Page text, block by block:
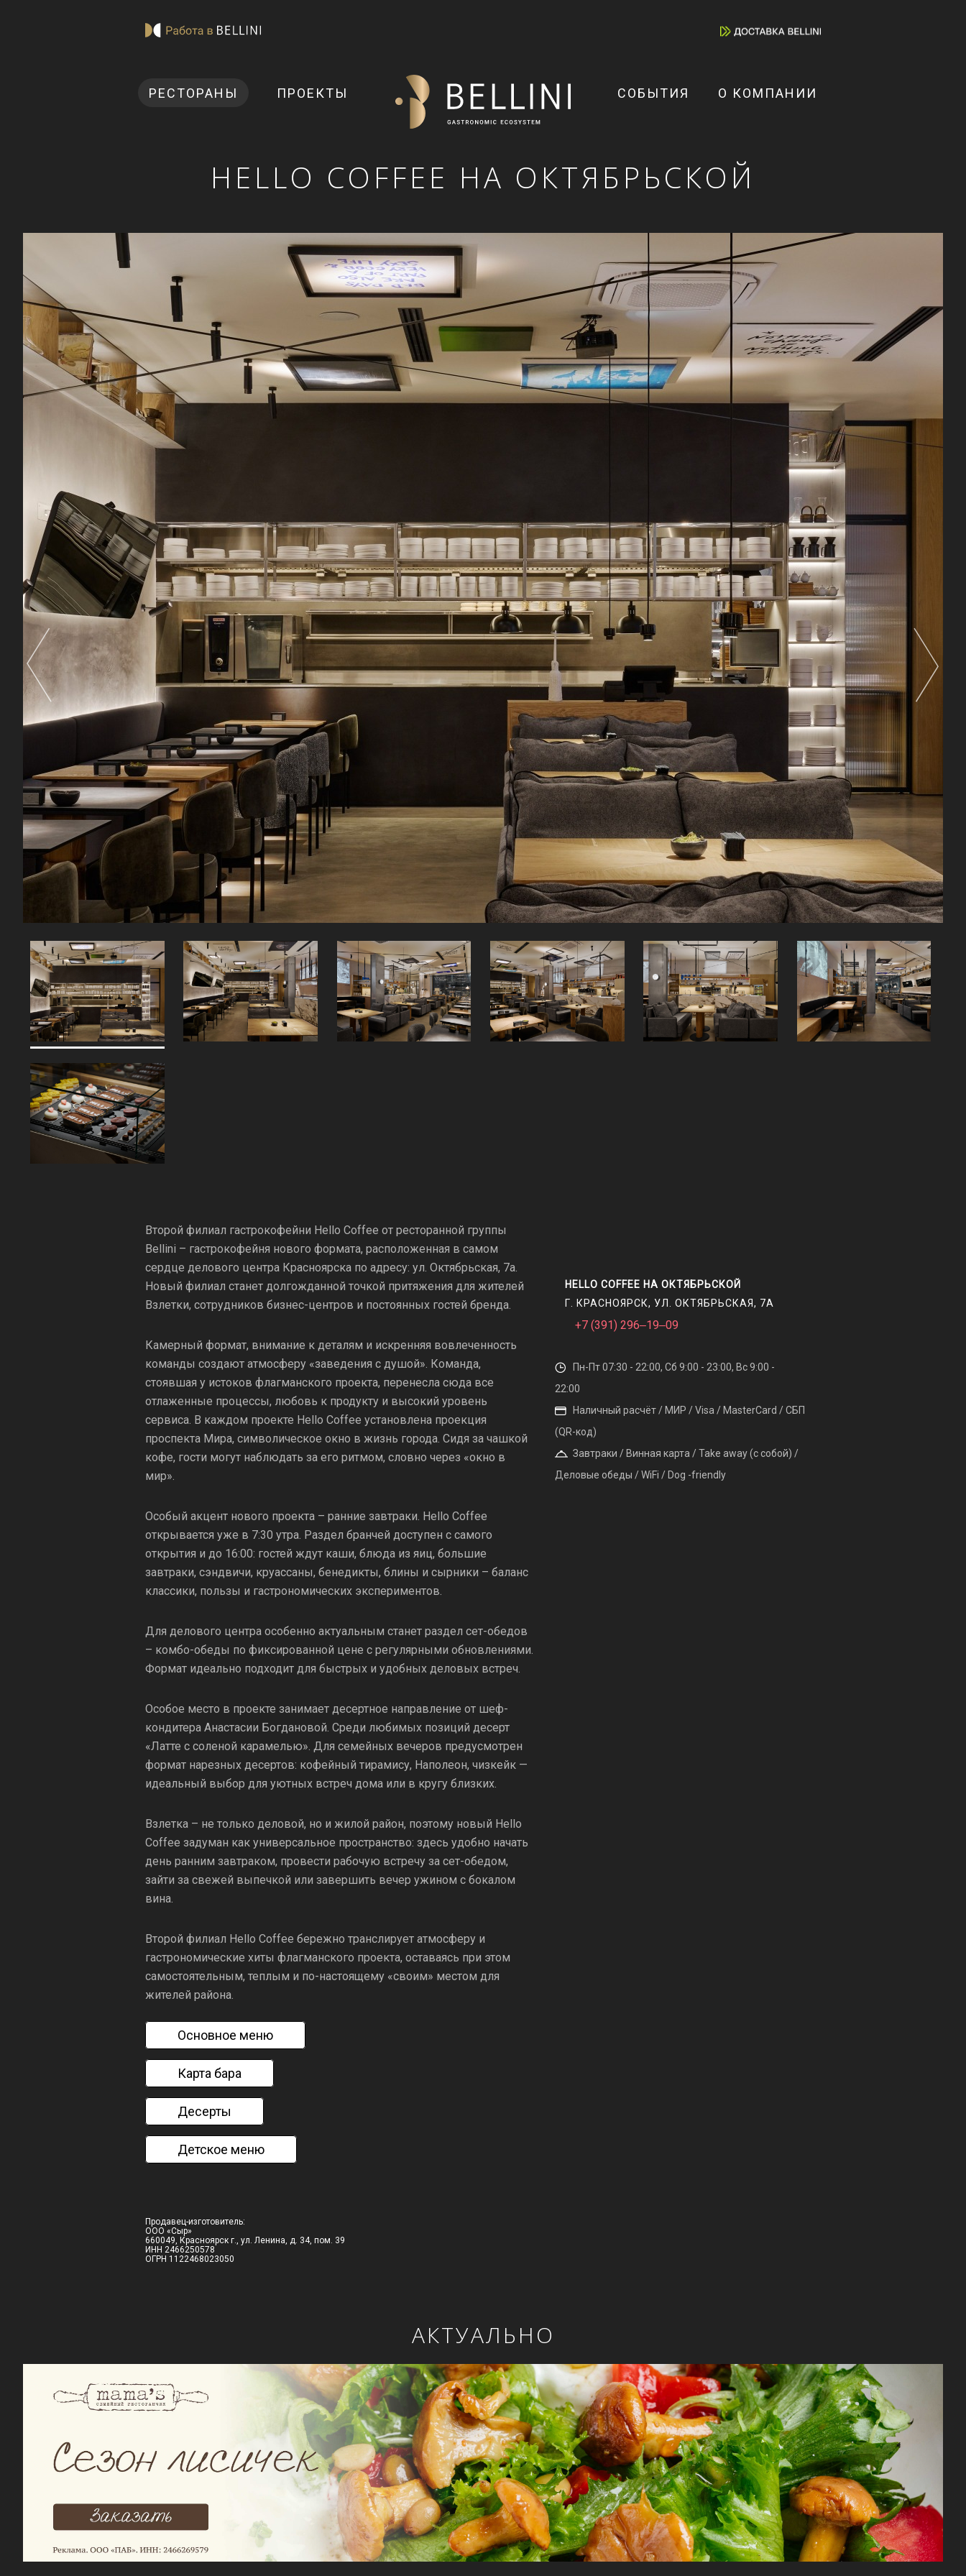
РЕСТОРАНЫ ПРОЕКТЫ СОБЫТИЯ О КОМПАНИИ
HELLO COFFEE НА ОКТЯБРЬСКОЙ
Второй филиал гастрокофейни Hello Coffee от ресторанной группы
Bellini – гастрокофейня нового формата, расположенная в самом
сердце делового центра Красноярска по адресу: ул. Октябрьская, 7а.
Новый филиал станет долгожданной точкой притяжения для жителей
Взлетки, сотрудников бизнес-центров и постоянных гостей бренда.
Камерный формат, внимание к деталям и искренняя вовлеченность
команды создают атмосферу «заведения с душой». Команда,
стоявшая у истоков флагманского проекта, перенесла сюда все
отлаженные процессы, любовь к продукту и высокий уровень
сервиса. В каждом проекте Hello Coffee установлена проекция
проспекта Мира, символическое окно в жизнь города. Сидя за чашкой
кофе, гости могут наблюдать за его ритмом, словно через «окно в
мир».
Особый акцент нового проекта – ранние завтраки. Hello Coffee
открывается уже в 7:30 утра. Раздел бранчей доступен с самого
открытия и до 16:00: гостей ждут каши, блюда из яиц, большие
завтраки, сэндвичи, круассаны, бенедикты, блины и сырники – баланс
классики, пользы и гастрономических экспериментов.
Для делового центра особенно актуальным станет раздел сет-обедов
– комбо-обеды по фиксированной цене с регулярными обновлениями.
Формат идеально подходит для быстрых и удобных деловых встреч.
Особое место в проекте занимает десертное направление от шеф-
кондитера Анастасии Богдановой. Среди любимых позиций десерт
«Латте с соленой карамелью». Для семейных вечеров предусмотрен
формат нарезных десертов: кофейный тирамису, Наполеон, чизкейк —
идеальный выбор для уютных встреч дома или в кругу близких.
Взлетка – не только деловой, но и жилой район, поэтому новый Hello
Coffee задуман как универсальное пространство: здесь удобно начать
день ранним завтраком, провести рабочую встречу за сет-обедом,
зайти за свежей выпечкой или завершить вечер ужином с бокалом
вина.
Второй филиал Hello Coffee бережно транслирует атмосферу и
гастрономические хиты флагманского проекта, оставаясь при этом
самостоятельным, теплым и по-настоящему «своим» местом для
жителей района.
Основное меню
Карта бара
Десерты
Детское меню
Продавец-изготовитель:
ООО «Сыр»
660049, Красноярск г., ул. Ленина, д. 34, пом. 39
ИНН 2466250578
ОГРН 1122468023050
HELLO COFFEE НА ОКТЯБРЬСКОЙ
Г. КРАСНОЯРСК, ​УЛ. ОКТЯБРЬСКАЯ, 7А
+7 (391) 296‒19‒09
Пн-Пт 07:30 - 22:00, Сб 9:00 - 23:00, Вс 9:00 -
22:00
Наличный расчёт / МИР / Visa / MasterCard / СБП
(QR-код)
Завтраки / Винная карта / Take away (с собой) /
Деловые обеды / WiFi / Dog -friendly
АКТУАЛЬНО